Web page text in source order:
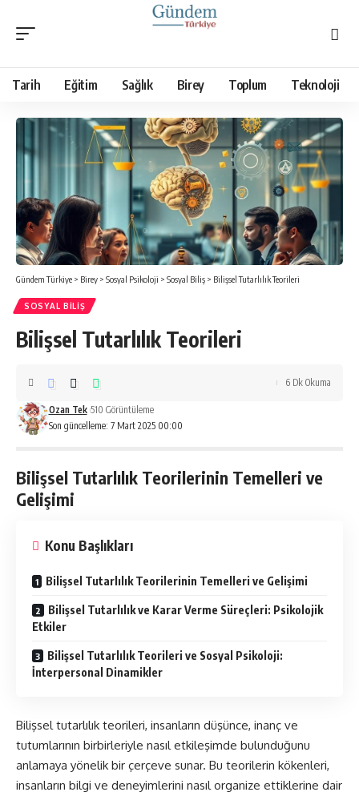
Tarih Eğitim Sağlık Birey Toplum Teknoloji
Gündem Türkiye > Birey > Sosyal Psikoloji > Sosyal Biliş > Bilişsel Tutarlılık Teorileri
SOSYAL BILIŞ
Bilişsel Tutarlılık Teorileri
Son güncelleme: 7 Mart 2025 00:00
Ozan Tek 510 Görüntüleme
6 Dk Okuma
Bilişsel Tutarlılık Teorilerinin Temelleri ve
Gelişimi
Konu Başlıkları
Bilişsel Tutarlılık Teorilerinin Temelleri ve Gelişimi
Bilişsel Tutarlılık ve Karar Verme Süreçleri: Psikolojik
Etkiler
Bilişsel Tutarlılık Teorileri ve Sosyal Psikoloji:
İnterpersonal Dinamikler
Bilişsel tutarlılık teorileri, insanların düşünce, inanç ve
tutumlarının birbirleriyle nasıl etkileşimde bulunduğunu
anlamaya yönelik bir çerçeve sunar. Bu teorilerin kökenleri,
insanların bilgi ve deneyimlerini nasıl organize ettiklerine dair